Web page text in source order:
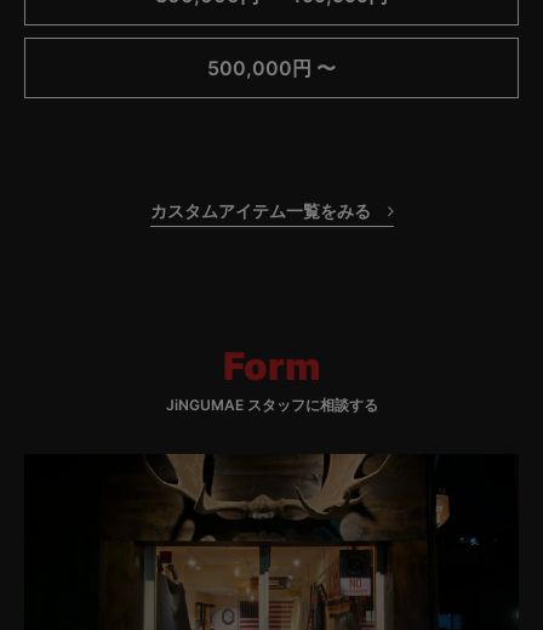
500,000円 〜
カスタムアイテム一覧をみる
Form
JiNGUMAE スタッフに相談する